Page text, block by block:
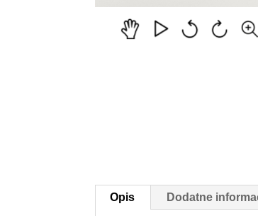
Opis Dodatne